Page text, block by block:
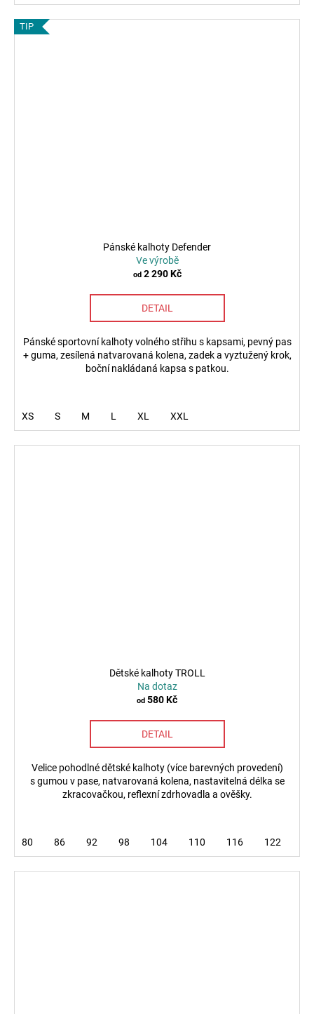
TIP
Pánské kalhoty Defender
Ve výrobě
od2 290 Kč
DETAIL
Pánské sportovní kalhoty volného střihu s kapsami, pevný pas
+ guma, zesílená natvarovaná kolena, zadek a vyztužený krok,
boční nakládaná kapsa s patkou.
XS S M L XL XXL
Dětské kalhoty TROLL
Na dotaz
od 580 Kč
DETAIL
Velice pohodlné dětské kalhoty (více barevných provedení)
s gumou v pase, natvarovaná kolena, nastavitelná délka se
zkracovačkou, reflexní zdrhovadla a ověšky.
80 86 92 98 104 110 116 122